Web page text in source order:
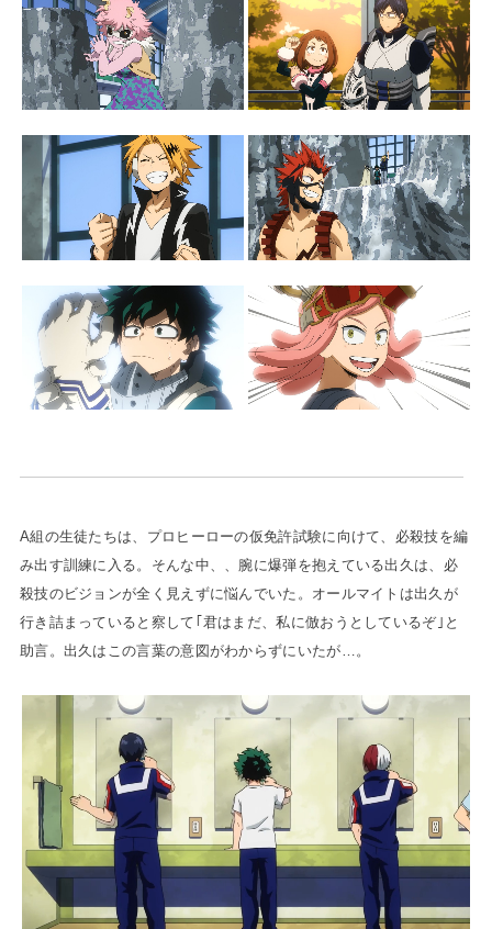
A組の生徒たちは、プロヒーローの仮免許試験に向けて、必殺技を編
み出す訓練に入る。そんな中、、腕に爆弾を抱えている出久は、必
殺技のビジョンが全く見えずに悩んでいた。オールマイトは出久が
行き詰まっていると察して｢君はまだ、私に倣おうとしているぞ｣と
助言。出久はこの言葉の意図がわからずにいたが…。